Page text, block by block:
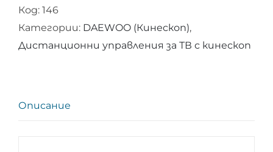
управление
за
DAEWOO
Код: 146
Категории: DAEWOO (Кинескоп),
Дистанционни управления за ТВ с кинескоп
Описание